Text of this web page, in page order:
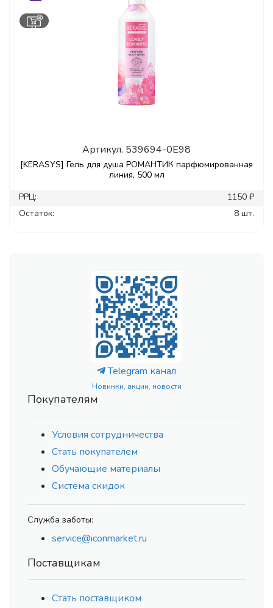
Артикул. 539694-0E98
[KERASYS] Гель для душа РОМАНТИК парфюмированная
линия, 500 мл
РРЦ:
1150 ₽
Остаток:
8 шт.
Telegram канал
Новинки, акции, новости
Покупателям
Условия сотрудничества
Стать покупателем
Обучающие материалы
Система скидок
Служба заботы:
service@iconmarket.ru
Поставщикам
Стать поставщиком